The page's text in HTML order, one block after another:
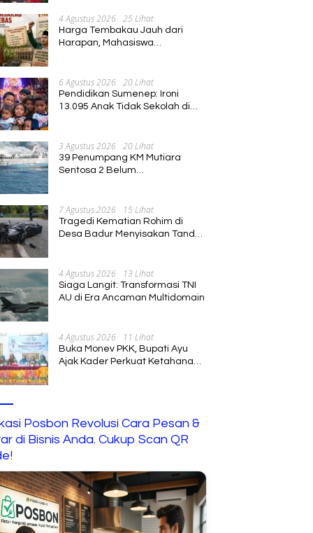
4 Agustus 2026 25 Lihat
Harga Tembakau Jauh dari
Harapan, Mahasiswa
6 Agustus 2026 20 Lihat
Pendidikan Sumenep: Ironi
13.095 Anak Tidak Sekolah di
3 Agustus 2026 20 Lihat
39 Penumpang KM Mutiara
Sentosa 2 Belum
7 Agustus 2026 15 Lihat
Tragedi Kematian Rohim di
Desa Badur Menyisakan Tanda
Kadus
4 Agustus 2026 13 Lihat
Siaga Langit: Transformasi TNI
AU di Era Ancaman Multidomain
4 Agustus 2026 11 Lihat
Buka Monev PKK, Bupati Ayu
Ajak Kader Perkuat Ketahanan
Posbon Revolusi Cara Pesan &
di Bisnis Anda. Cukup Scan QR